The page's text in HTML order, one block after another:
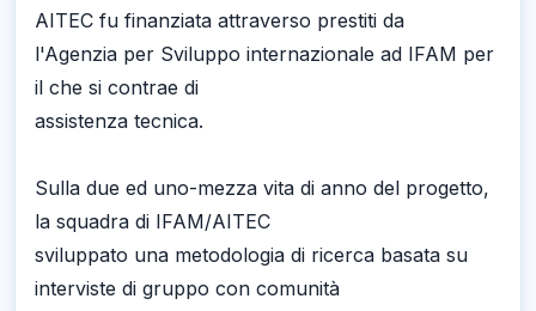
AITEC fu finanziata attraverso prestiti da
l'Agenzia per Sviluppo internazionale ad IFAM per
il che si contrae di
assistenza tecnica.
Sulla due ed uno-mezza vita di anno del progetto,
la squadra di IFAM/AITEC
sviluppato una metodologia di ricerca basata su
interviste di gruppo con comunità